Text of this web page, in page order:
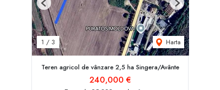
1 / 3 Harta
Previous Next
Teren agricol de vânzare 2,5 ha Singera/Avânte
240,000 €